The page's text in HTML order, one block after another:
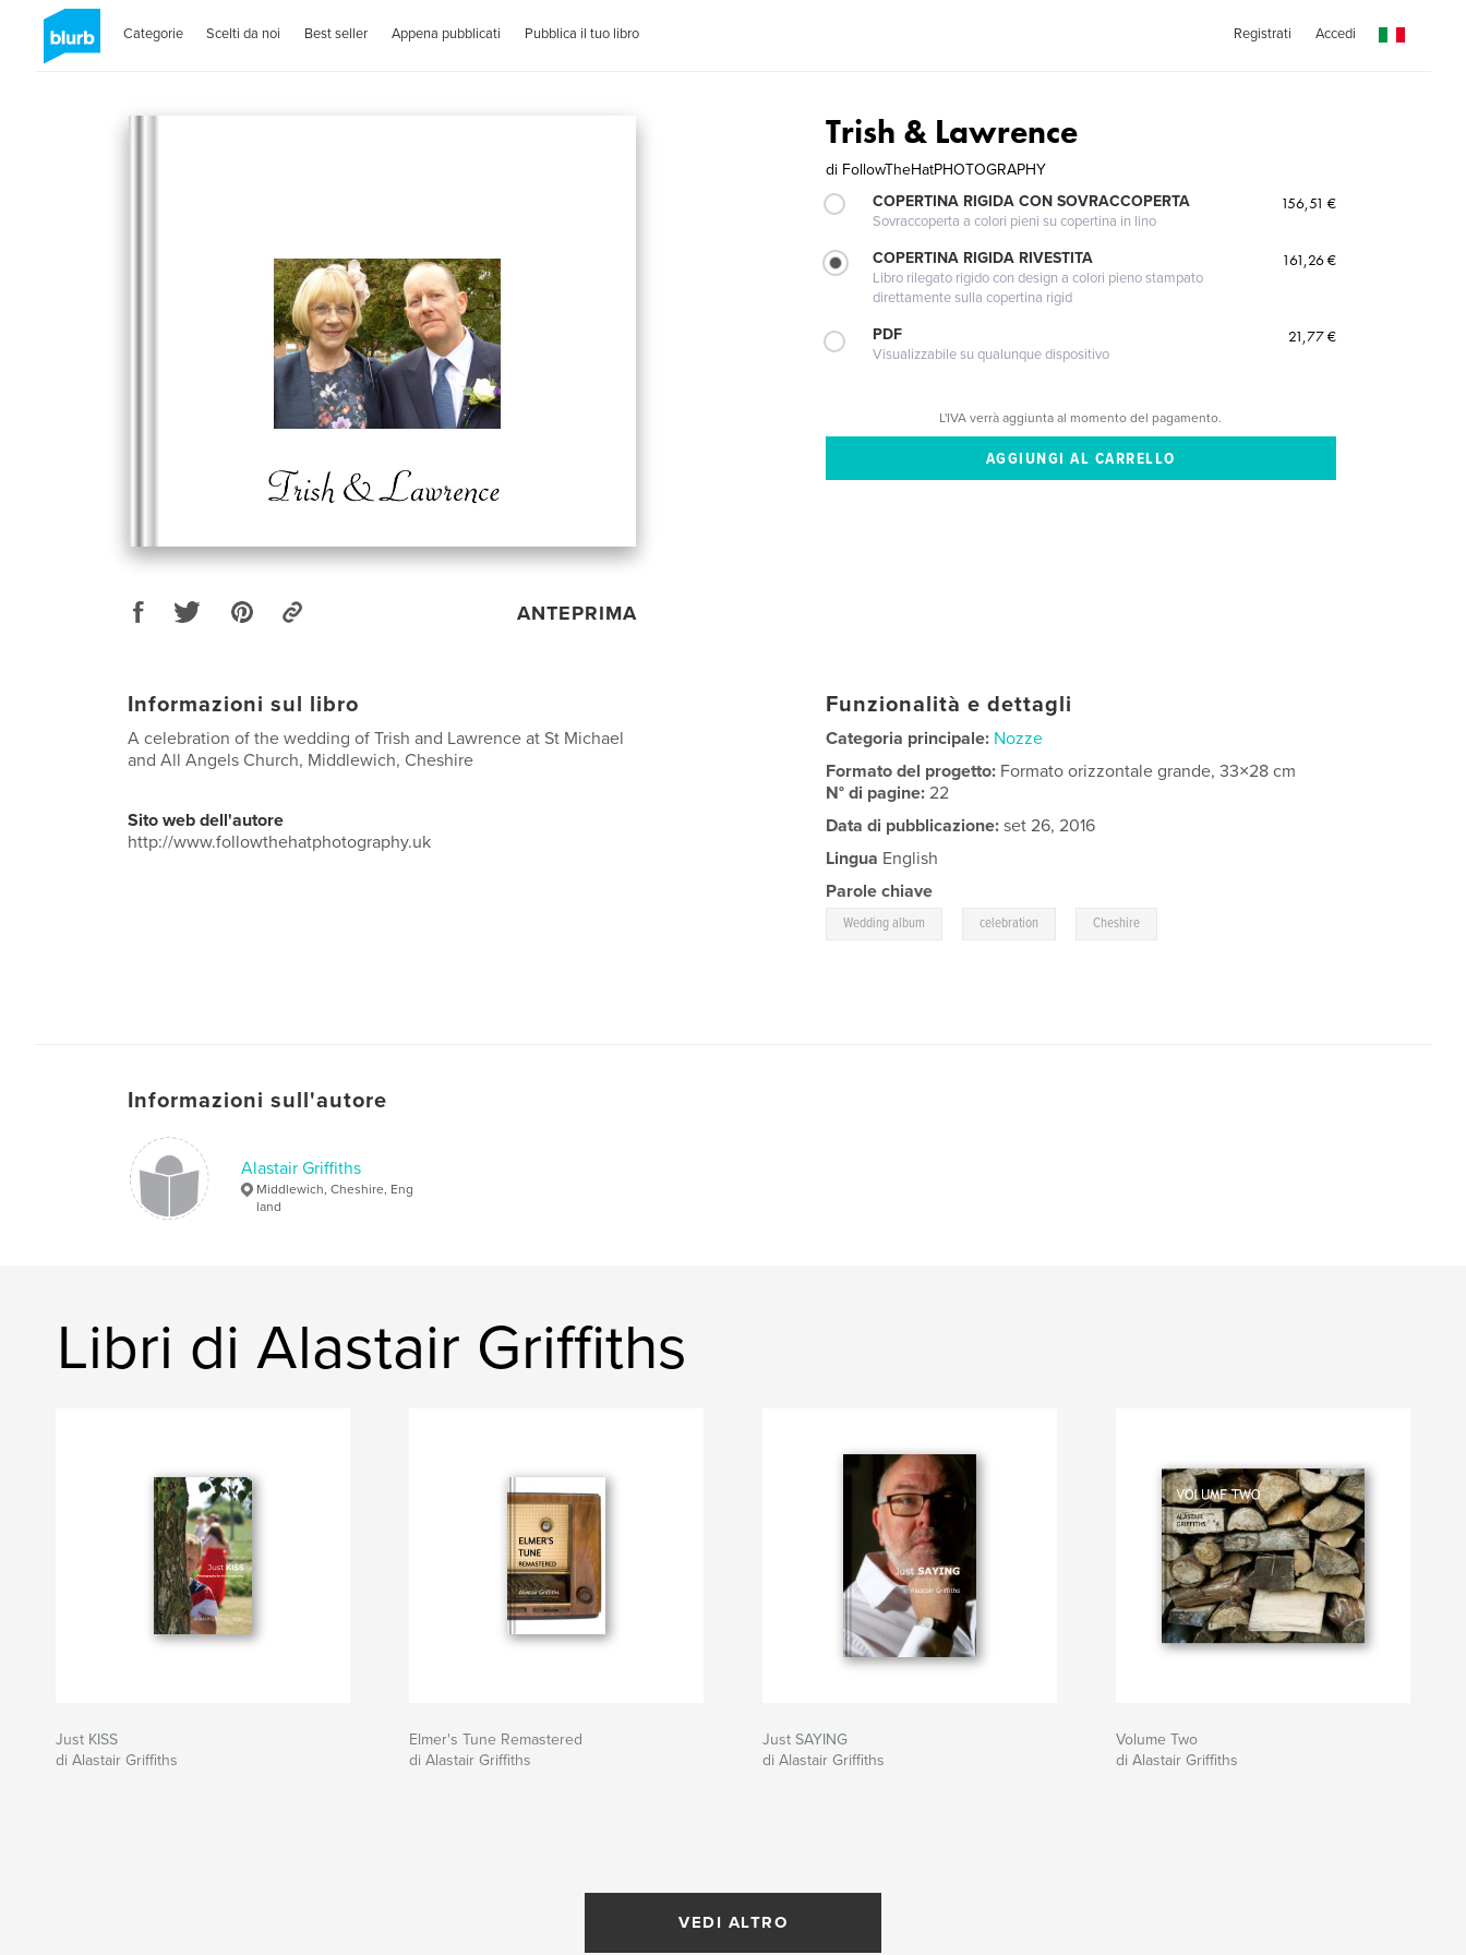
Categorie Scelti da noi Best seller Appena pubblicati Pubblica il tuo libro Registrati Accedi
ANTEPRIMA
Trish & Lawrence
di FollowTheHatPHOTOGRAPHY
COPERTINA RIGIDA CON SOVRACCOPERTA
Sovraccoperta a colori pieni su copertina in lino
156,51 €
COPERTINA RIGIDA RIVESTITA
Libro rilegato rigido con design a colori pieno stampato
direttamente sulla copertina rigid
161,26 €
PDF
Visualizzabile su qualunque dispositivo
21,77 €
L'IVA verrà aggiunta al momento del pagamento.
Informazioni sul libro
A celebration of the wedding of Trish and Lawrence at St Michael
and All Angels Church, Middlewich, Cheshire
Sito web dell'autore
http://www.followthehatphotography.uk
Funzionalità e dettagli
Categoria principale: Nozze
Formato del progetto: Formato orizzontale grande, 33×28 cm
N° di pagine:22
Data di pubblicazione: set 26, 2016
Lingua English
Parole chiave
Wedding album celebration Cheshire
Informazioni sull'autore
Alastair Griffiths
Middlewich, Cheshire, Eng
land
Libri di Alastair Griffiths
Just KISS
di Alastair Griffiths
Elmer's Tune Remastered
di Alastair Griffiths
Just SAYING
di Alastair Griffiths
Volume Two
di Alastair Griffiths
VEDI ALTRO